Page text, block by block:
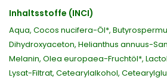
Inhaltsstoffe (INCI)
Aqua, Cocos nucifera-Öl*,
Dihydroxyaceton, Helianthus annuus-
Melanin, Olea europaea-Fruchtöl*,
Lysat-Filtrat, Cetearylalkohol,